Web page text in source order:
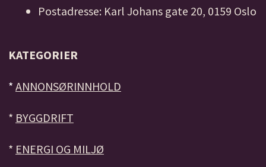
Postadresse: Karl Johans gate 20, 0159 Oslo
KATEGORIER
* ANNONSØRINNHOLD
* BYGGDRIFT
* ENERGI OG MILJØ